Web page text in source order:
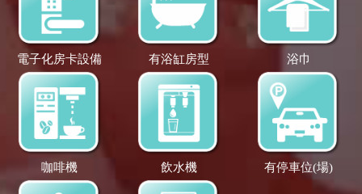
電子化房卡設備 有浴缸房型 浴巾
咖啡機 飲水機 有停車位(場)